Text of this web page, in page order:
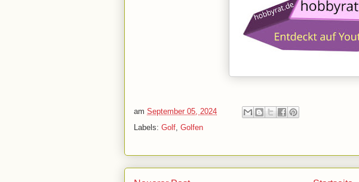
am September 05, 2024
Labels: Golf Golfen